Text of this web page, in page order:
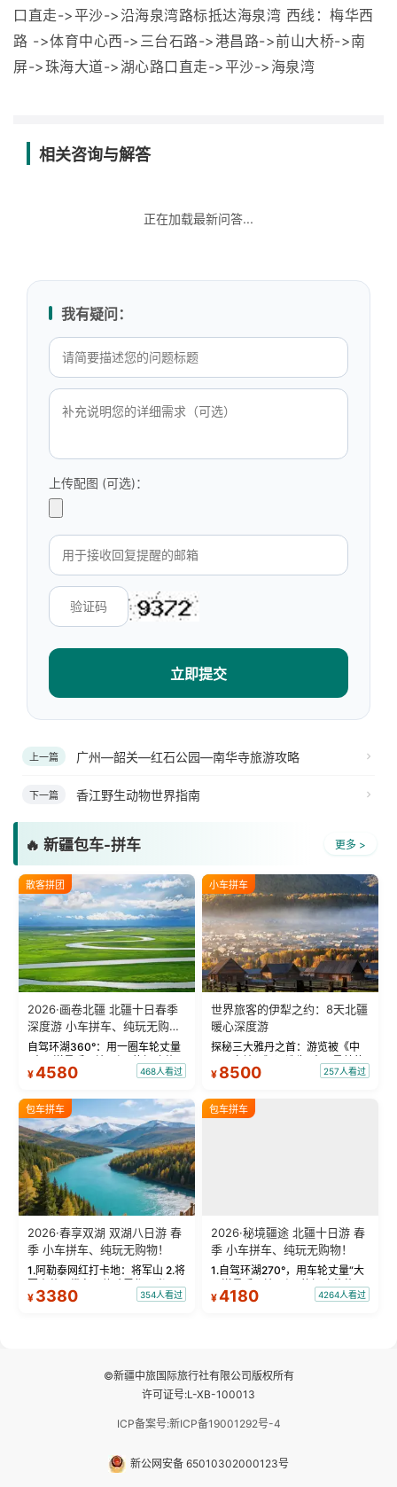
口直走->平沙->沿海泉湾路标抵达海泉湾 西线：梅华西
路 ->体育中心西->三台石路->港昌路->前山大桥->南
屏->珠海大道->湖心路口直走->平沙->海泉湾
相关咨询与解答
正在加载最新问答...
我有疑问：
上传配图 (可选)：
立即提交
上一篇 广州―韶关―红石公园―南华寺旅游攻略
下一篇 香江野生动物世界指南
🔥 新疆包车-拼车 更多 >
散客拼团
2026·画卷北疆 北疆十日春季
深度游 小车拼车、纯玩无购
物！
自驾环湖360°：用一圈车轮丈量
“大西洋最后一滴眼泪”的极致蔚
蓝。 赛湖旅拍：甄选多款风格服
绝美瞬间。 赛湖坦克300跟车视
频：专业摄影师...
¥4580 468人看过
小车拼车
世界旅客的伊犁之约：8天北疆
暖心深度游
探秘三大雅丹之首：游览被《中
国国家地理》评选为“中国最美的
三大雅丹”第一名的克拉玛依魔鬼
瓦人最大村落——禾木村，欣赏
晨雾与小木...
¥ 8500 257人看过
包车拼车
2026·春享双湖 双湖八日游 春
季 小车拼车、纯玩无购物！
1.阿勒泰网红打卡地：将军山 2.将
军山落日缆车，体验雪都风光 3.
将军山，夕阳派对，蹦迪party 4.
¥ 3380 354人看过
包车拼车
2026·秘境疆途 北疆十日游 春
季 小车拼车、纯玩无购物！
1.自驾环湖270°，用车轮丈量“大
西洋最后一滴眼泪”的极致蔚蓝，
让雪山、花海与深邃湖水在转弯
¥4180 4264人看过
©新疆中旅国际旅行社有限公司版权所有
许可证号:L-XB-100013
ICP备案号:新ICP备19001292号-4
新公网安备 65010302000123号